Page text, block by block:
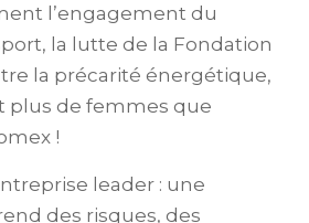
l’engagement du
la lutte de la Fondation
la précarité énergétique,
plus de femmes que
!
leader : une
des risques, des